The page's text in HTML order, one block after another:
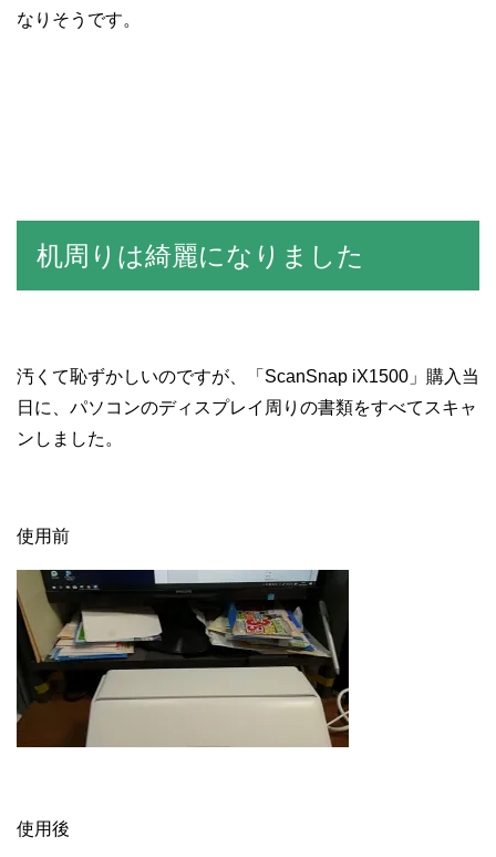
なりそうです。
机周りは綺麗になりました
汚くて恥ずかしいのですが、「ScanSnap iX1500」購入当
日に、パソコンのディスプレイ周りの書類をすべてスキャ
ンしました。
使用前
使用後